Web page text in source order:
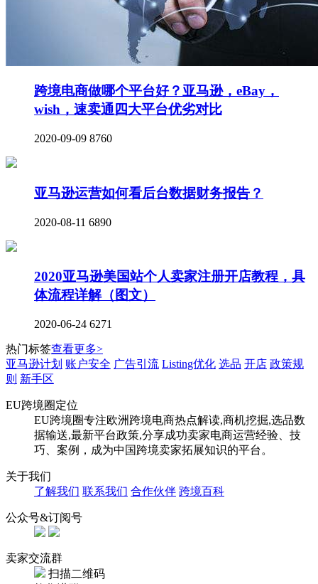
跨境电商做哪个平台好？亚马逊，eBay，
wish，速卖通四大平台优劣对比
2020-09-09 8760
亚马逊运营如何看后台数据财务报告？
2020-08-11 6890
2020亚马逊美国站个人卖家注册开店教程，具
体流程详解（图文）
2020-06-24 6271
热门标签查看更多>
亚马逊计划 账户安全 广告引流 Listing优化 选品 开店 政策规
则 新手区
EU跨境圈定位
EU跨境圈专注欧洲跨境电商热点解读,商机挖掘,选品数
据输送,最新平台政策,分享成功卖家电商运营经验、技
巧、案例，成为中国跨境卖家拓展知识的平台。
关于我们
了解我们 联系我们 合作伙伴 跨境百科
公众号&订阅号
卖家交流群
扫描二维码